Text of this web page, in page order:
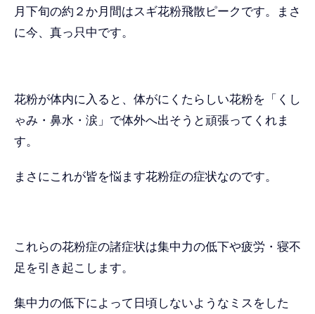
月下旬の約２か月間はスギ花粉飛散ピークです。まさ
に今、真っ只中です。
花粉が体内に入ると、体がにくたらしい花粉を「くし
ゃみ・鼻水・涙」で体外へ出そうと頑張ってくれま
す。
まさにこれが皆を悩ます花粉症の症状なのです。
これらの花粉症の諸症状は集中力の低下や疲労・寝不
足を引き起こします。
集中力の低下によって日頃しないようなミスをした